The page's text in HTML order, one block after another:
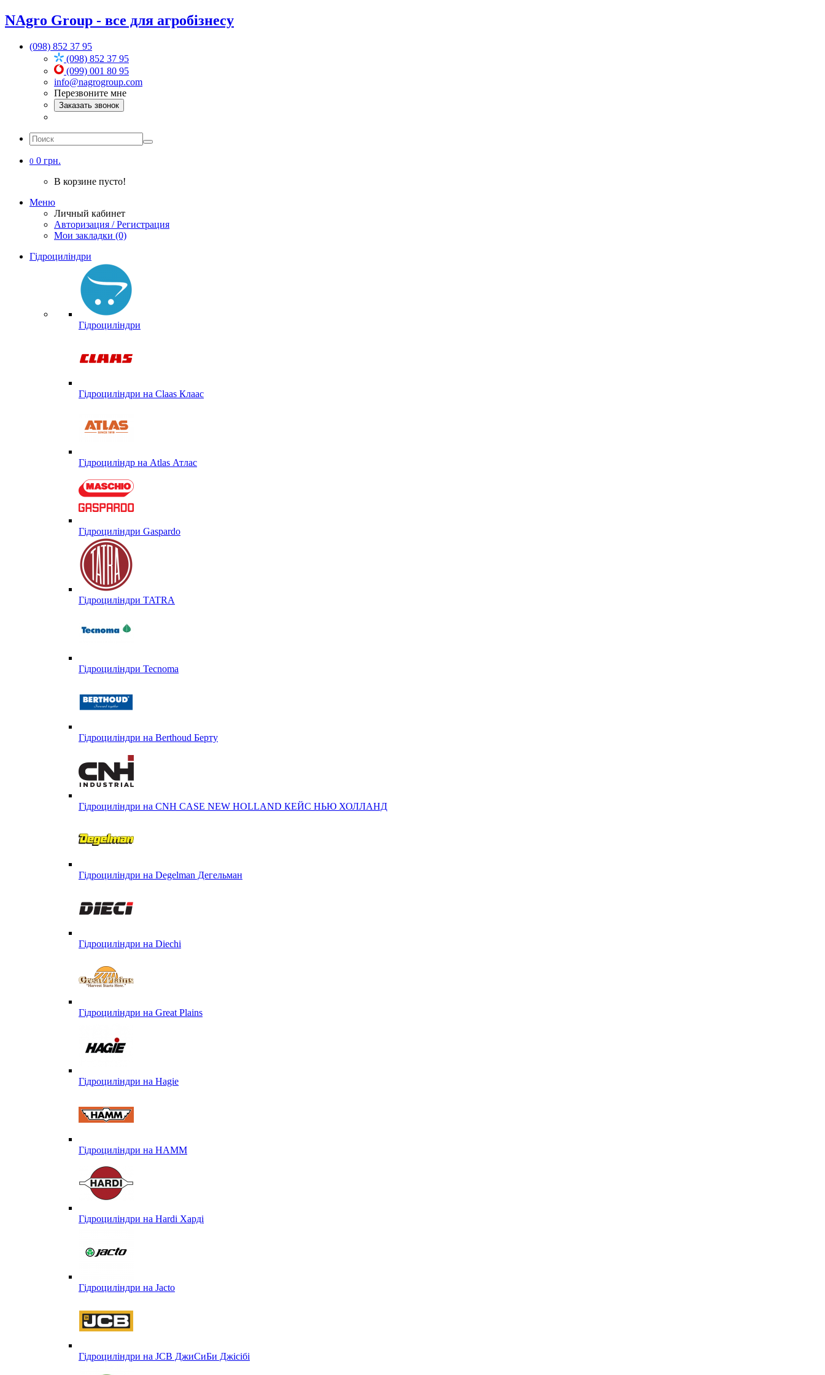
NAgro Group - все для агробізнесу
(098) 852 37 95
(098) 852 37 95
(099) 001 80 95
info@nagrogroup.com
Перезвоните мне
Заказать звонок
0 0 грн.
В корзине пусто!
Меню
Личный кабинет
Авторизация / Регистрация
Мои закладки (0)
Гідроциліндри
Гідроциліндри
Гідроциліндри на Claas Клаас
Гідроциліндр на Atlas Атлас
Гідроциліндри Gaspardo
Гідроциліндри TATRA
Гідроциліндри Tecnoma
Гідроциліндри на Berthoud Берту
Гідроциліндри на CNH CASE NEW HOLLAND КЕЙС НЬЮ ХОЛЛАНД
Гідроциліндри на Degelman Дегельман
Гідроциліндри на Diechi
Гідроциліндри на Great Plains
Гідроциліндри на Hagie
Гідроциліндри на HAMM
Гідроциліндри на Hardi Харді
Гідроциліндри на Jacto
Гідроциліндри на JCB ДжиСиБи Джісібі